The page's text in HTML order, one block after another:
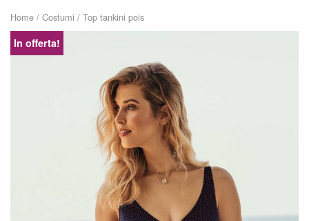
Home / Costumi / Top tankini pois
In offerta!